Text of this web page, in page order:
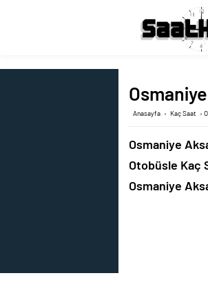
Anasayfa › Kaç Saat ›
Osmaniye
Otobüsle Kaç
Osmaniye